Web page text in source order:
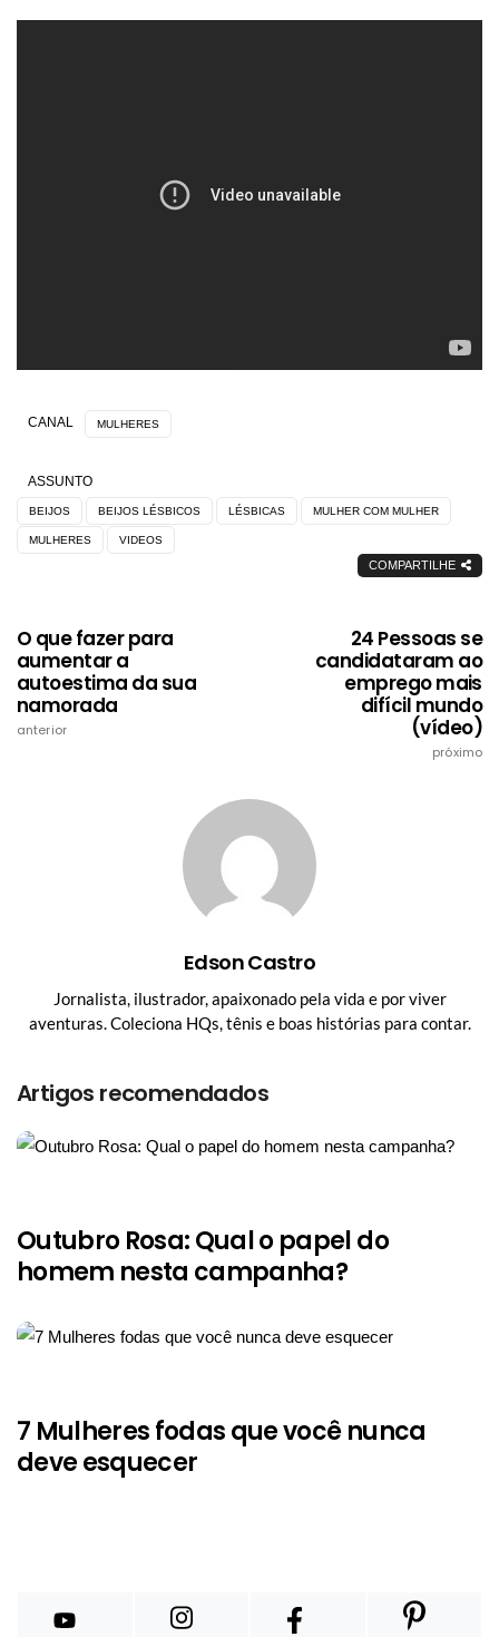
CANAL MULHERES
ASSUNTO
BEIJOS BEIJOS LÉSBICOS LÉSBICAS MULHER COM MULHER
MULHERES VIDEOS
COMPARTILHE
O que fazer para
aumentar a
autoestima da sua
namorada
anterior
24 Pessoas se
candidataram ao
emprego mais
difícil mundo
(vídeo)
próximo
Edson Castro
Jornalista, ilustrador, apaixonado pela vida e por viver
aventuras. Coleciona HQs, tênis e boas histórias para contar.
Artigos recomendados
Outubro Rosa: Qual o papel do
homem nesta campanha?
7 Mulheres fodas que você nunca
deve esquecer